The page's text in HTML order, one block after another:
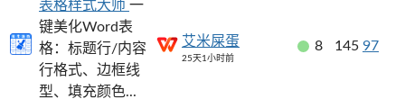
表格样式大师 一
键美化Word表
格：标题行/内容
行格式、边框线
型、填充颜色...
艾米屎蛋
25天1小时前
8 145 97